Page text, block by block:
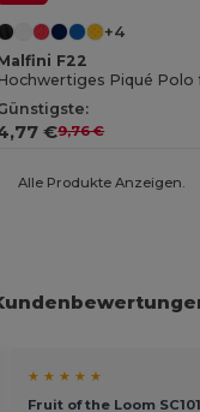
+4
F22
€9,76 €
Alle Produkte Anzeigen.
★ ★ ★ ★ ★
Fruit of the Loom